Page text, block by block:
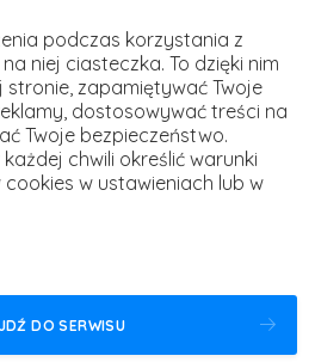
z
znając jego
matury,
na pewno
wszystkim
filmów
się na
strefakursów.pl
3 kwietnia 2026
podczas korzystania z
niej ciasteczka. To dzięki nim
zapamiętywać Twoje
dostosowywać treści na
Twoje bezpieczeństwo.
każdej chwili określić warunki
w ustawieniach lub w
DO SERWISU